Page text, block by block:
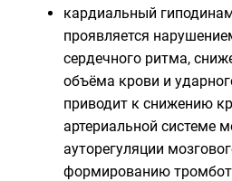
кардиальный
проявляется
сердечного ритма,
объёма крови и
приводит к снижению
артериальной системе
ауторегуляции
формированию